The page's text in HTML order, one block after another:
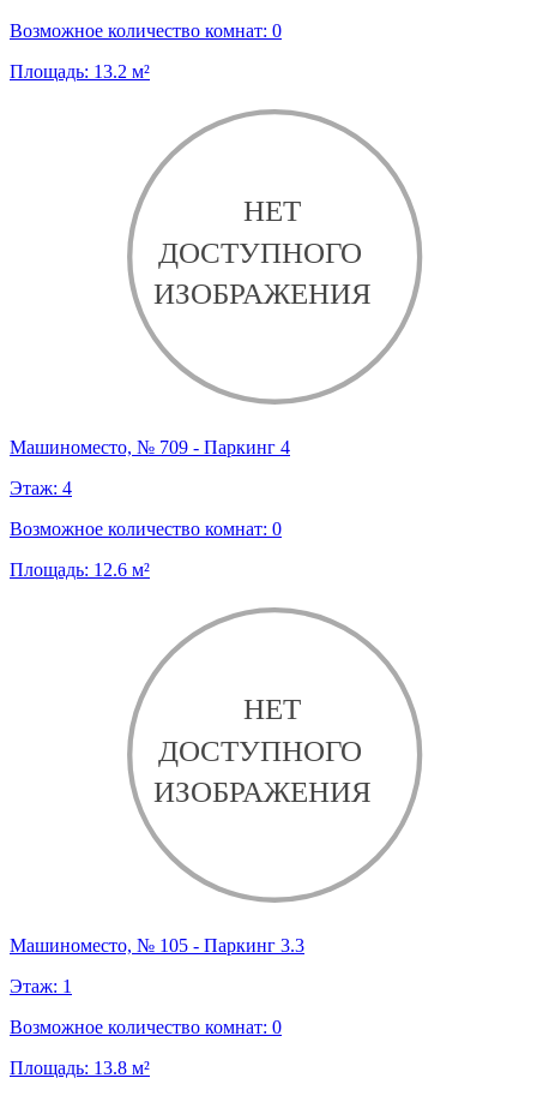
Возможное количество комнат: 0
Площадь: 13.2 м²
Машиноместо, № 709 - Паркинг 4
Этаж: 4
Возможное количество комнат: 0
Площадь: 12.6 м²
Машиноместо, № 105 - Паркинг 3.3
Этаж: 1
Возможное количество комнат: 0
Площадь: 13.8 м²